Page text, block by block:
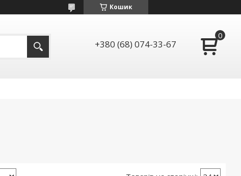
Кошик
+380 (68) 074-33-67